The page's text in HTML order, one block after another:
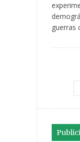
guerras